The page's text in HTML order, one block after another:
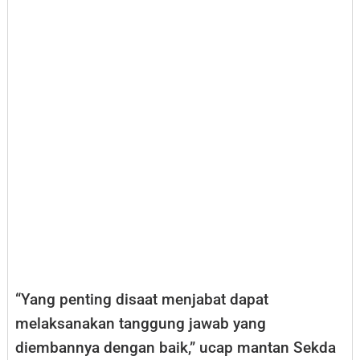
“Yang penting disaat menjabat dapat
melaksanakan tanggung jawab yang
diembannya dengan baik,” ucap mantan Sekda